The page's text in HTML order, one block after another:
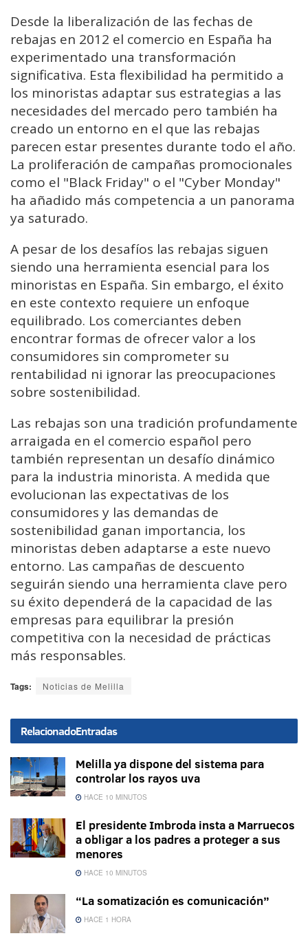
Desde la liberalización de las fechas de
rebajas en 2012 el comercio en España ha
experimentado una transformación
significativa. Esta flexibilidad ha permitido a
los minoristas adaptar sus estrategias a las
necesidades del mercado pero también ha
creado un entorno en el que las rebajas
parecen estar presentes durante todo el año.
La proliferación de campañas promocionales
como el "Black Friday" o el "Cyber Monday"
ha añadido más competencia a un panorama
ya saturado.
A pesar de los desafíos las rebajas siguen
siendo una herramienta esencial para los
minoristas en España. Sin embargo, el éxito
en este contexto requiere un enfoque
equilibrado. Los comerciantes deben
encontrar formas de ofrecer valor a los
consumidores sin comprometer su
rentabilidad ni ignorar las preocupaciones
sobre sostenibilidad.
Las rebajas son una tradición profundamente
arraigada en el comercio español pero
también representan un desafío dinámico
para la industria minorista. A medida que
evolucionan las expectativas de los
consumidores y las demandas de
sostenibilidad ganan importancia, los
minoristas deben adaptarse a este nuevo
entorno. Las campañas de descuento
seguirán siendo una herramienta clave pero
su éxito dependerá de la capacidad de las
empresas para equilibrar la presión
competitiva con la necesidad de prácticas
más responsables.
Tags: Noticias de Melilla
RelacionadoEntradas
Melilla ya dispone del sistema para
controlar los rayos uva
HACE 10 MINUTOS
El presidente Imbroda insta a Marruecos
a obligar a los padres a proteger a sus
menores
HACE 10 MINUTOS
“La somatización es comunicación”
HACE 1 HORA